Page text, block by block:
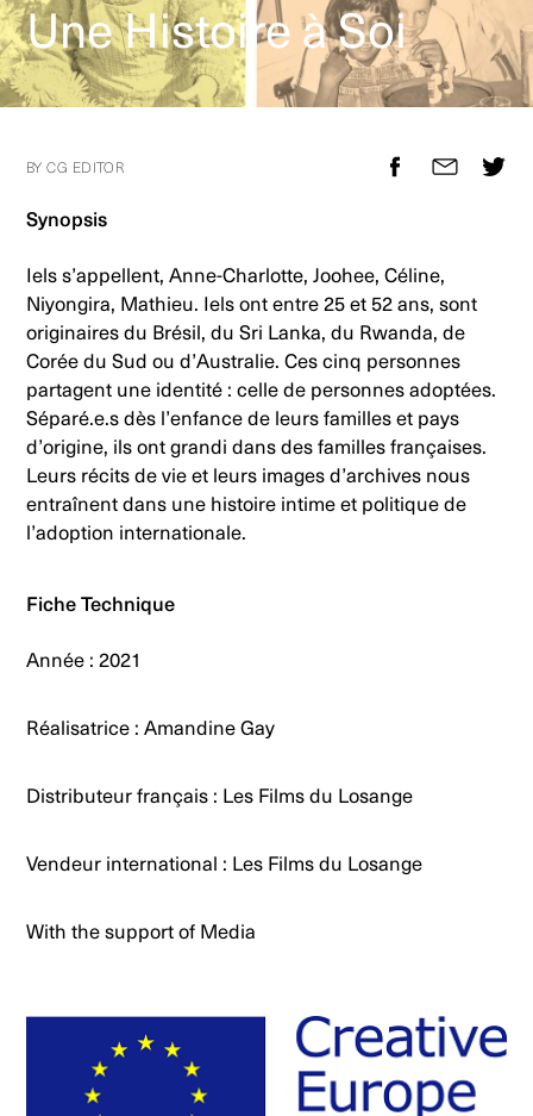
Une Histoire à Soi
BY CG EDITOR
Synopsis
Iels s’appellent, Anne-Charlotte, Joohee, Céline,
Niyongira, Mathieu. Iels ont entre 25 et 52 ans, sont
originaires du Brésil, du Sri Lanka, du Rwanda, de
Corée du Sud ou d’Australie. Ces cinq personnes
partagent une identité : celle de personnes adoptées.
Séparé.e.s dès l’enfance de leurs familles et pays
d’origine, ils ont grandi dans des familles françaises.
Leurs récits de vie et leurs images d’archives nous
entraînent dans une histoire intime et politique de
l’adoption internationale.
Fiche Technique
Année : 2021
Réalisatrice : Amandine Gay
Distributeur français : Les Films du Losange
Vendeur international : Les Films du Losange
With the support of Media